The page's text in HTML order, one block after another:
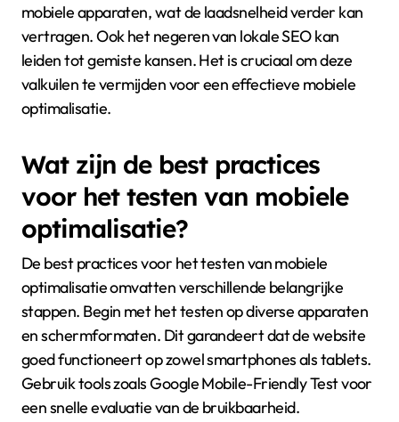
mobiele apparaten, wat de laadsnelheid verder kan
vertragen. Ook het negeren van lokale SEO kan
leiden tot gemiste kansen. Het is cruciaal om deze
valkuilen te vermijden voor een effectieve mobiele
optimalisatie.
Wat zijn de best practices
voor het testen van mobiele
optimalisatie?
De best practices voor het testen van mobiele
optimalisatie omvatten verschillende belangrijke
stappen. Begin met het testen op diverse apparaten
en schermformaten. Dit garandeert dat de website
goed functioneert op zowel smartphones als tablets.
Gebruik tools zoals Google Mobile-Friendly Test voor
een snelle evaluatie van de bruikbaarheid.